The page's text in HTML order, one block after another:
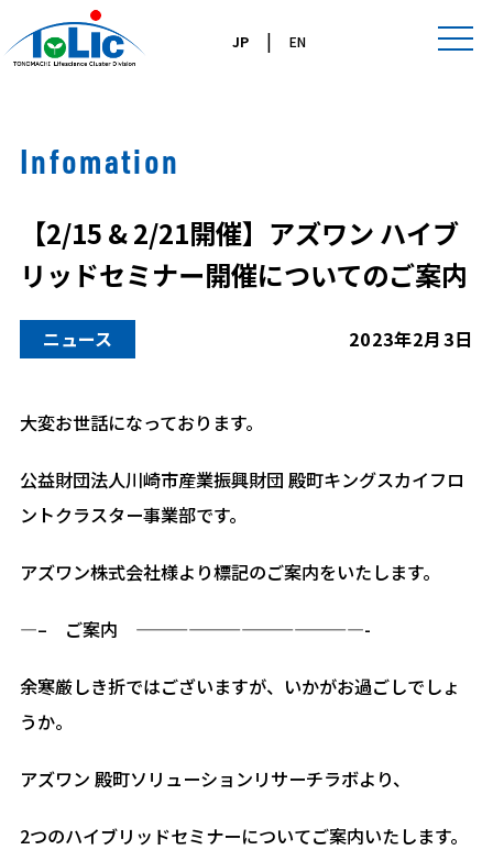
JP| EN
Infomation
【2/15 & 2/21開催】アズワン ハイブ
リッドセミナー開催についてのご案内
ニュース 2023年2月3日
大変お世話になっております。
公益財団法人川崎市産業振興財団 殿町キングスカイフロ
ントクラスター事業部です。
アズワン株式会社様より標記のご案内をいたします。
—– ご案内 —————————————-
余寒厳しき折ではございますが、いかがお過ごしでしょ
うか。
アズワン 殿町ソリューションリサーチラボより、
2つのハイブリッドセミナーについてご案内いたします。